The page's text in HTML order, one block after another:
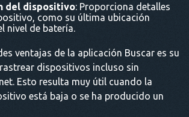
del dispositivo: Proporciona detalles
como su última ubicación
nivel de batería.
ventajas de la aplicación Buscar es su
dispositivos incluso sin
Esto resulta muy útil cuando la
está baja o se ha producido un